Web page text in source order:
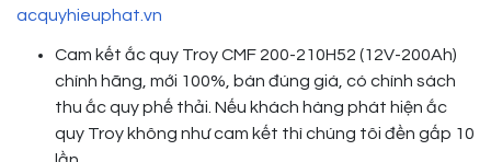
acquyhieuphat.vn
Cam kết ắc quy Troy CMF 200-210H52 (12V-200Ah)
chính hãng, mới 100%, bán đúng giá, có chính sách
thu ắc quy phế thải. Nếu khách hàng phát hiện ắc
quy Troy không như cam kết thì chúng tôi đền gấp 10